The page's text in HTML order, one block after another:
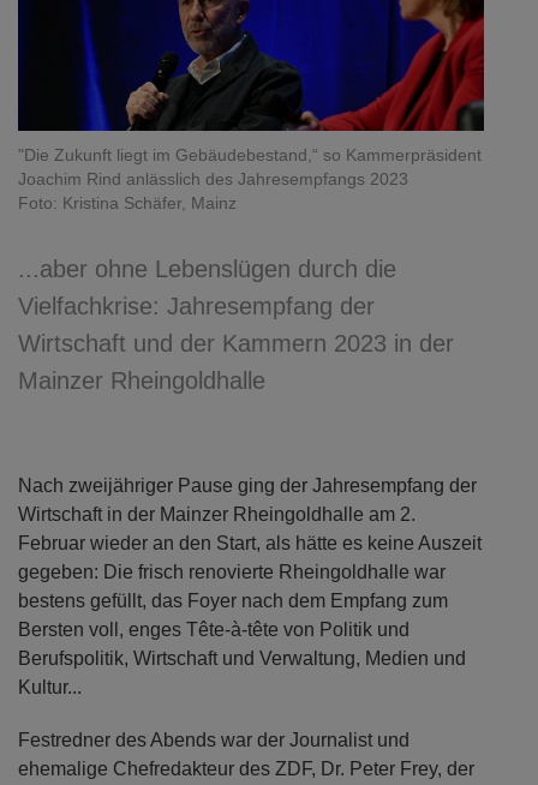
"Die Zukunft liegt im Gebäudebestand,“ so Kammerpräsident
Joachim Rind anlässlich des Jahresempfangs 2023
Foto: Kristina Schäfer, Mainz
...aber ohne Lebenslügen durch die
Vielfachkrise: Jahresempfang der
Wirtschaft und der Kammern 2023 in der
Mainzer Rheingoldhalle
Nach zweijähriger Pause ging der Jahresempfang der
Wirtschaft in der Mainzer Rheingoldhalle am 2.
Februar wieder an den Start, als hätte es keine Auszeit
gegeben: Die frisch renovierte Rheingoldhalle war
bestens gefüllt, das Foyer nach dem Empfang zum
Bersten voll, enges Tête-à-tête von Politik und
Berufspolitik, Wirtschaft und Verwaltung, Medien und
Kultur...
Festredner des Abends war der Journalist und
ehemalige Chefredakteur des ZDF, Dr. Peter Frey, der